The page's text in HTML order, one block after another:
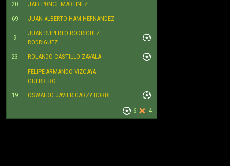
20
JAIR PONCE MARTINEZ
69
JUAN ALBERTO HAM HERNANDEZ
9
JUAN RUPERTO RODRIGUEZ
RODRIGUEZ
23
ROLANDO CASTILLO ZAVALA
FELIPE ARMANDO VIZCAYA
GUERRERO
19
OSWALDO JAVIER GARZA BORDE
6 4